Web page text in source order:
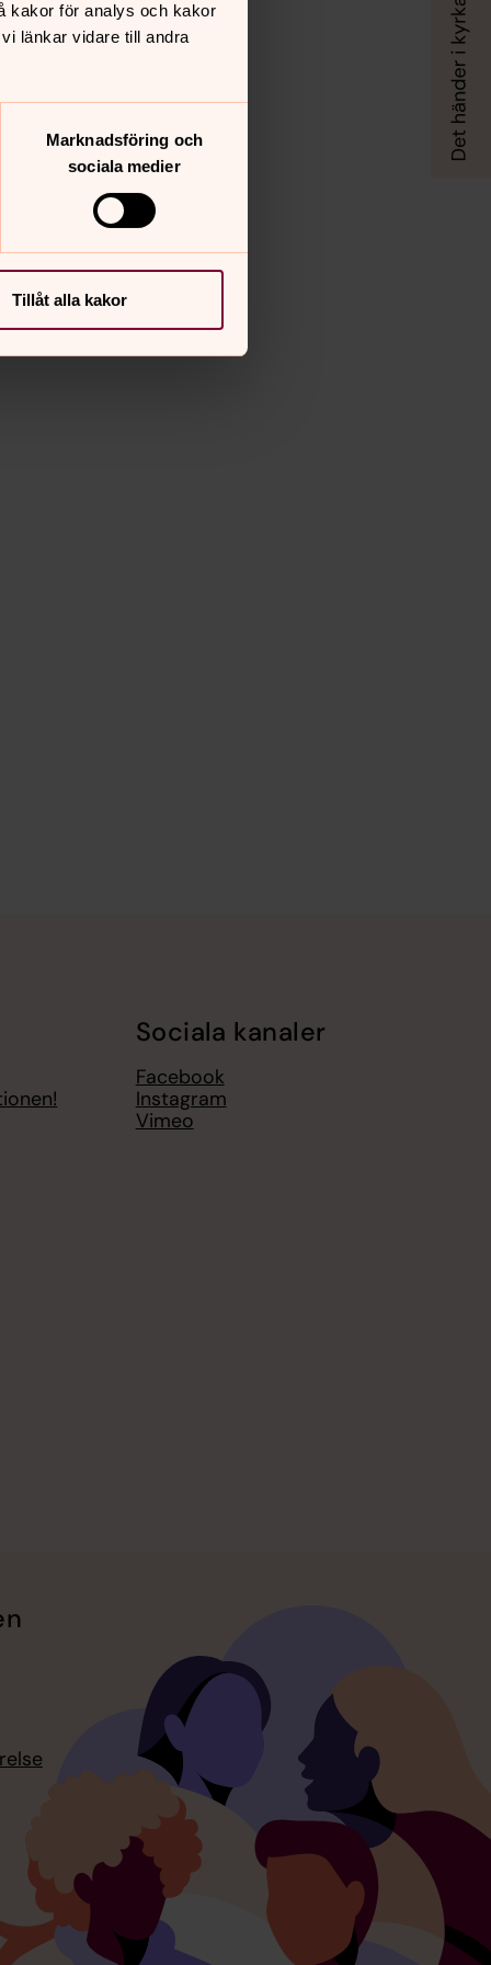
kakor för analys och kakor
länkar vidare till andra
Marknadsföring och
sociala medier
Tillåt alla kakor
Sociala kanaler
Facebook
Instagram
Vimeo